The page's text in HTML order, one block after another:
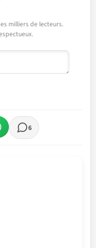
milliers de lecteurs.
6